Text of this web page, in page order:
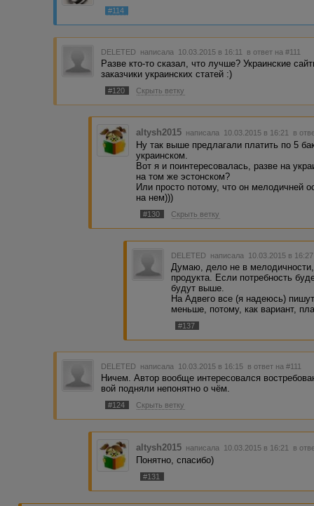
#114
DELETED написала 10.03.2015 в 16:11 в ответ на #111
Разве кто-то сказал, что лучше? Украинские
заказчики украинских статей :)
#120 Скрыть ветку
altysh2015 написала 10.03.2015 в 16:21 в
Ну так выше предлагали платить по 5
украинском.
Вот я и поинтересовалась, разве на
на том же эстонском?
Или просто потому, что он мелодичней
на нем)))
#130 Скрыть ветку
DELETED написала 10.03.2015 в
Думаю, дело не в
продукта. Если потребность
будут выше.
На Адвего все (я надеюсь)
меньше, потому, как вариант,
#137
DELETED написала 10.03.2015 в 16:15 в ответ на #111
Ничем. Автор вообще интересовался
вой подняли непонятно о чём.
#124 Скрыть ветку
altysh2015 написала 10.03.2015 в 16:21 в
Понятно, спасибо)
#131